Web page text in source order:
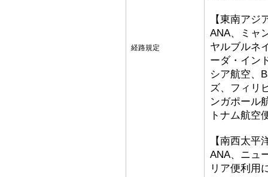
経路規定
【東南アジ
ANA、ミャ
ヤルブルネ
ーダ・イン
シア航空、
ズ、フィリ
ンガポール
トナム航空
【南西太平
ANA、ニュ
リア便利用